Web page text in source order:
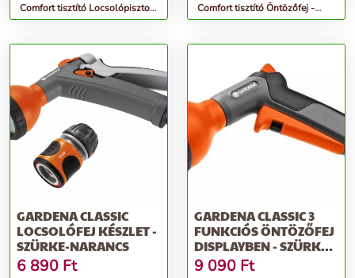
Comfort tisztító Locsolópisztoly
- szürke-narancs
Comfort tisztító Öntözőfej -
szürke-narancs
GARDENA CLASSIC
LOCSOLÓFEJ KÉSZLET -
SZÜRKE-NARANCS
6 890 Ft
GARDENA CLASSIC 3
FUNKCIÓS ÖNTÖZŐFEJ
DISPLAYBEN - SZÜRKE-
NARANCS
9 090 Ft